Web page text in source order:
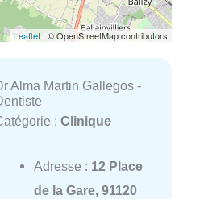
Leaflet | © OpenStreetMap contributors
Alma Martin Gallegos -
: Clinique
Adresse : 12 Place
de la Gare, 91120